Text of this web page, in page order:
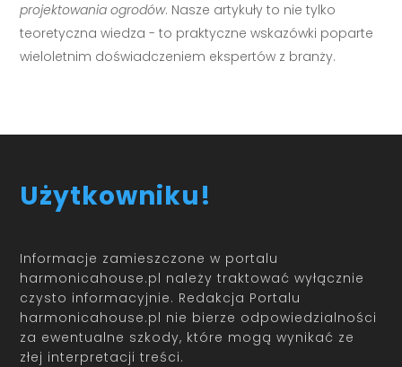
projektowania ogrodów. Nasze artykuły to nie tylko
teoretyczna wiedza - to praktyczne wskazówki poparte
wieloletnim doświadczeniem ekspertów z branży.
Użytkowniku!
Informacje zamieszczone w portalu
harmonicahouse.pl należy traktować wyłącznie
czysto informacyjnie. Redakcja Portalu
harmonicahouse.pl nie bierze odpowiedzialności
za ewentualne szkody, które mogą wynikać ze
złej interpretacji treści.